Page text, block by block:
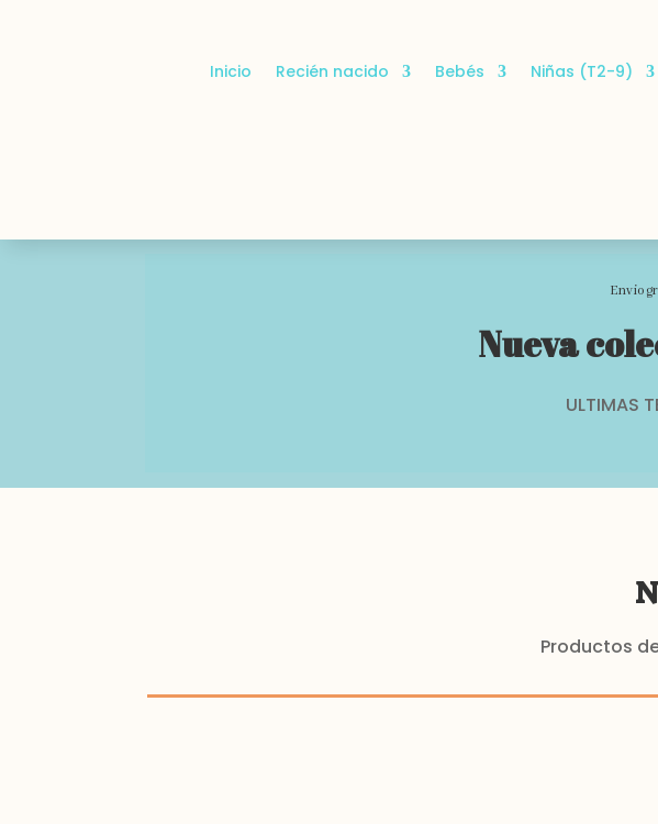
Inicio Recién nacido Bebés Niñas (T2-9)
Envio
Nueva
ULTIMAS
Productos